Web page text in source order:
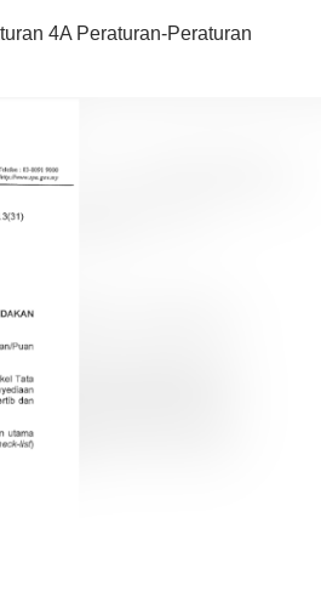
4A Peraturan-Peraturan